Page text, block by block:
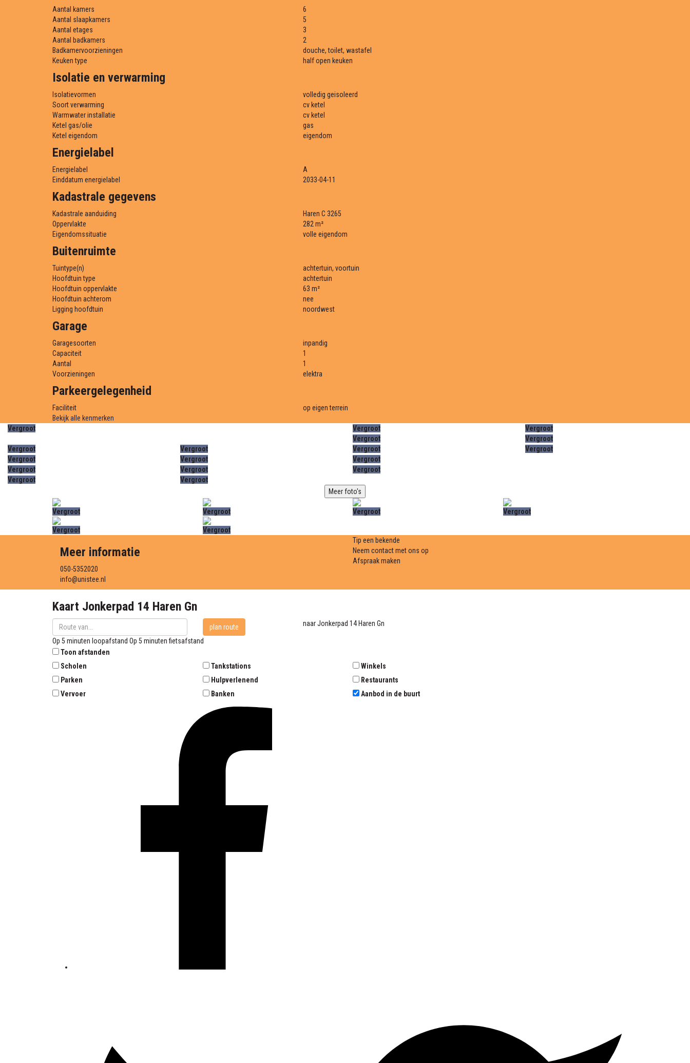
Aantal kamers
6
Aantal slaapkamers
5
Aantal etages
3
Aantal badkamers
2
Badkamervoorzieningen
douche, toilet, wastafel
Keuken type
half open keuken
Isolatie en verwarming
Isolatievormen
volledig geisoleerd
Soort verwarming
cv ketel
Warmwater installatie
cv ketel
Ketel gas/olie
gas
Ketel eigendom
eigendom
Energielabel
Energielabel
A
Einddatum energielabel
2033-04-11
Kadastrale gegevens
Kadastrale aanduiding
Haren C 3265
Oppervlakte
282 m²
Eigendomssituatie
volle eigendom
Buitenruimte
Tuintype(n)
achtertuin, voortuin
Hoofdtuin type
achtertuin
Hoofdtuin oppervlakte
63 m²
Hoofdtuin achterom
nee
Ligging hoofdtuin
noordwest
Garage
Garagesoorten
inpandig
Capaciteit
1
Aantal
1
Voorzieningen
elektra
Parkeergelegenheid
Faciliteit
op eigen terrein
Bekijk alle kenmerken
Vergroot
Vergroot
Vergroot
Vergroot
Vergroot
Vergroot
Vergroot Vergroot
Vergroot
Vergroot
Vergroot
Vergroot
Vergroot
Vergroot
Vergroot
Vergroot
Vergroot
Meer foto's
Vergroot Vergroot Vergroot Vergroot
Vergroot Vergroot
Meer informatie
050-5352020
info@unistee.nl
Tip een bekende
Neem contact met ons op
Afspraak maken
Kaart Jonkerpad 14 Haren Gn
plan route naarJonkerpad 14 Haren Gn
Op 5 minuten loopafstand Op 5 minuten fietsafstand
Toon afstanden
Scholen
Parken
Vervoer
Tankstations
Hulpverlenend
Banken
Winkels
Restaurants
Aanbod in de buurt